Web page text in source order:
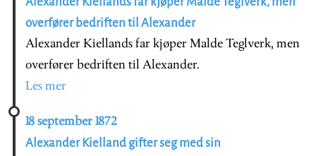
overfører bedriften til Alexander
Alexander Kiellands far kjøper Malde Teglverk, men
overfører bedriften til Alexander.
Les mer
18 september 1872
Alexander Kielland gifter seg med sin